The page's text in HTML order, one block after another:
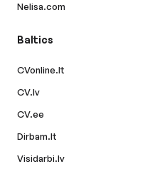
Nelisa.com
Baltics
CVonline.lt
CV.lv
CV.ee
Dirbam.lt
Visidarbi.lv